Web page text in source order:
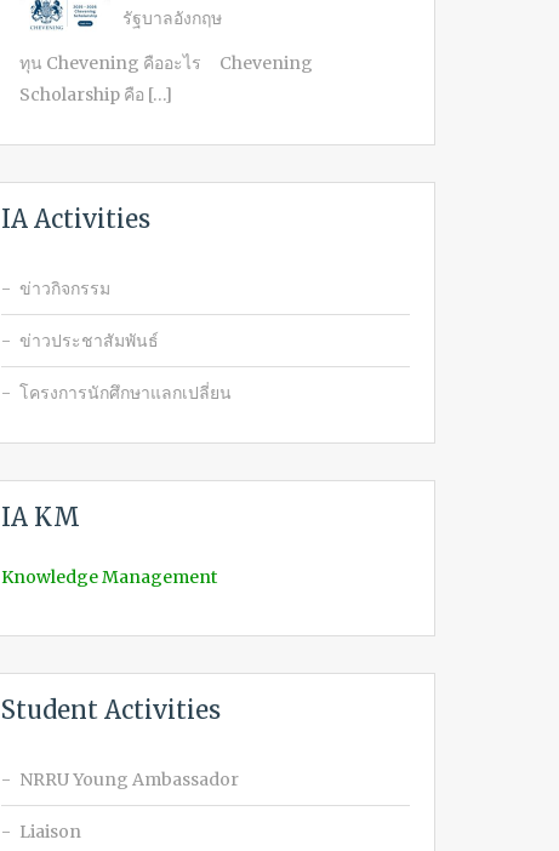
รัฐบาลอังกฤษ
ทุน Chevening คืออะไร Chevening
Scholarship คือ […]
IA Activities
ข่าวกิจกรรม
ข่าวประชาสัมพันธ์
โครงการนักศึกษาแลกเปลี่ยน
IA KM
Knowledge Management
Student Activities
NRRU Young Ambassador
Liaison